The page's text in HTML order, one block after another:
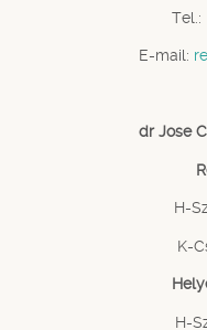
Tel.:
E-mail:
dr Jose
H-
K-
H-